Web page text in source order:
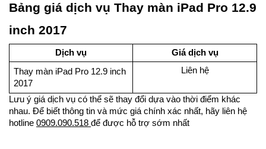
Bảng giá dịch vụ Thay màn iPad Pro 12.9
inch 2017
Dịch vụ
Giá dịch vụ
Thay màn iPad Pro 12.9 inch
2017
Liên hệ
Lưu ý giá dịch vụ có thể sẽ thay đổi dựa vào thời điểm khác
nhau. Để biết thông tin và mức giá chính xác nhất, hãy liên hệ
hotline 0909.090.518 để được hỗ trợ sớm nhất